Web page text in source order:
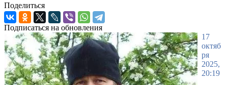
Поделиться
Подписаться на обновления
17
октяб
ря
2025,
20:19